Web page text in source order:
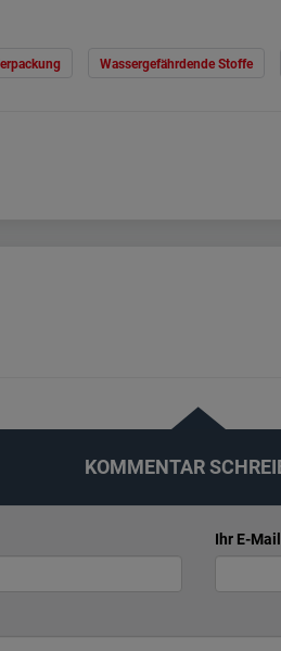
Wassergefährdende Stoffe
KOMMENTAR
Ihr E-